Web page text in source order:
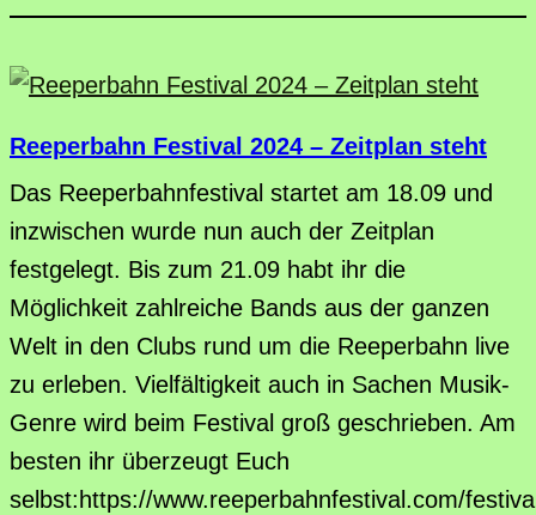
Reeperbahn Festival 2024 – Zeitplan steht
Das Reeperbahnfestival startet am 18.09 und
inzwischen wurde nun auch der Zeitplan
festgelegt. Bis zum 21.09 habt ihr die
Möglichkeit zahlreiche Bands aus der ganzen
Welt in den Clubs rund um die Reeperbahn live
zu erleben. Vielfältigkeit auch in Sachen Musik-
Genre wird beim Festival groß geschrieben. Am
besten ihr überzeugt Euch
selbst:https://www.reeperbahnfestival.com/